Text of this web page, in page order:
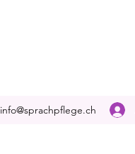
info@sprachpflege.ch